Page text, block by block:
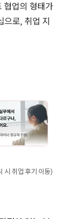
협업의 형태가
으로, 취업 지
시 취업 후기 이동)